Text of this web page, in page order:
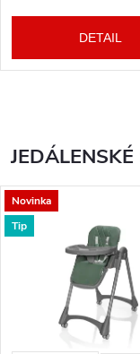
DETAIL
Novinka
Tip